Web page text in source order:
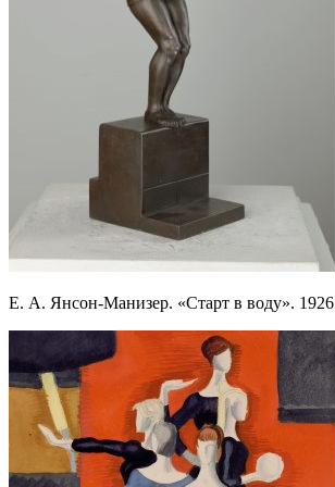
Е. А. Янсон-Манизер. «Старт в воду». 1926